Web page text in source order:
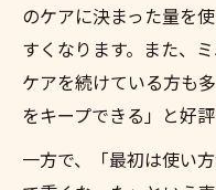
のケアに決まった量を
すくなります。また、
ケアを続けている方も
をキープできる」と好評
一方で、「最初は使い